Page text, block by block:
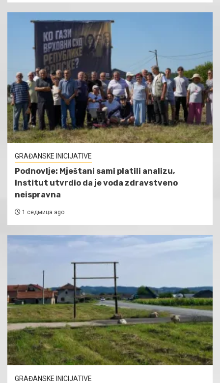
GRAĐANSKE INICIJATIVE
Podnovlje: Mještani sami platili analizu,
Institut utvrdio da je voda zdravstveno
neispravna
1 седмица ago
GRAĐANSKE INICIJATIVE